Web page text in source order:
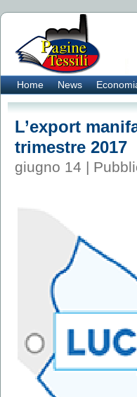
Home News
L’export
trimestre 2017
giugno 14 |